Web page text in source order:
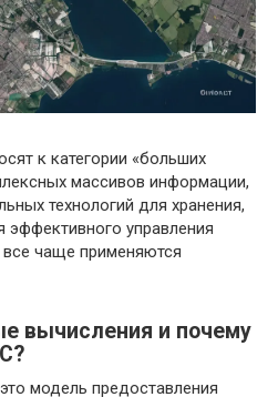
к категории «больших
массивов информации,
технологий для хранения,
эффективного управления
чаще применяются
вычисления и почему
модель предоставления